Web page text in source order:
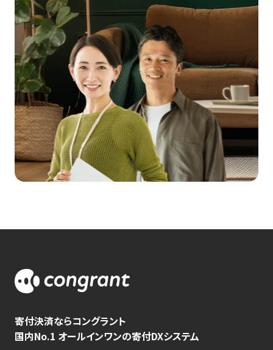
寄付決済ならコングラント
国内No.1 オールインワンの寄付DXシステム